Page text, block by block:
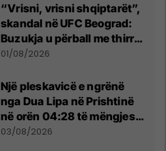
“Vrisni, vrisni shqiptarët”,
skandal në UFC Beograd:
Buzukja u përball me thirrje
anti-shqiptare nga
01/08/2026
Një pleskavicë e ngrënë
nga Dua Lipa në Prishtinë
në orën 04:28 të mëngjesit
- dhe bota digjitale serbe
03/08/2026